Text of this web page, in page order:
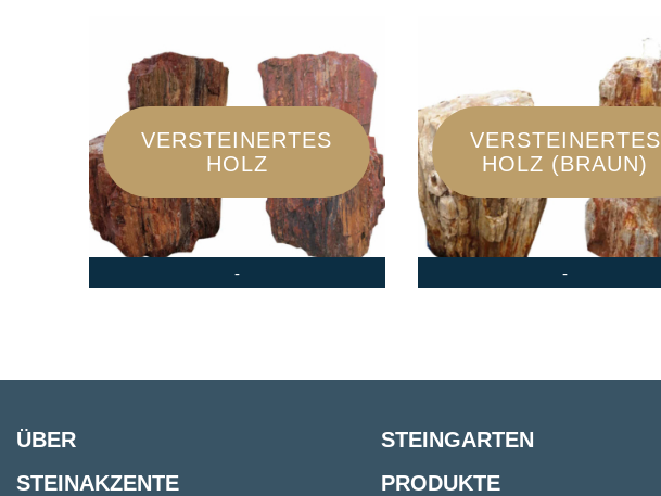
VERSTEINERTES
HOLZ
-
VERSTEINERTES
HOLZ (BRAUN)
-
ÜBER
STEINAKZENTE
STEINGARTEN
PRODUKTE